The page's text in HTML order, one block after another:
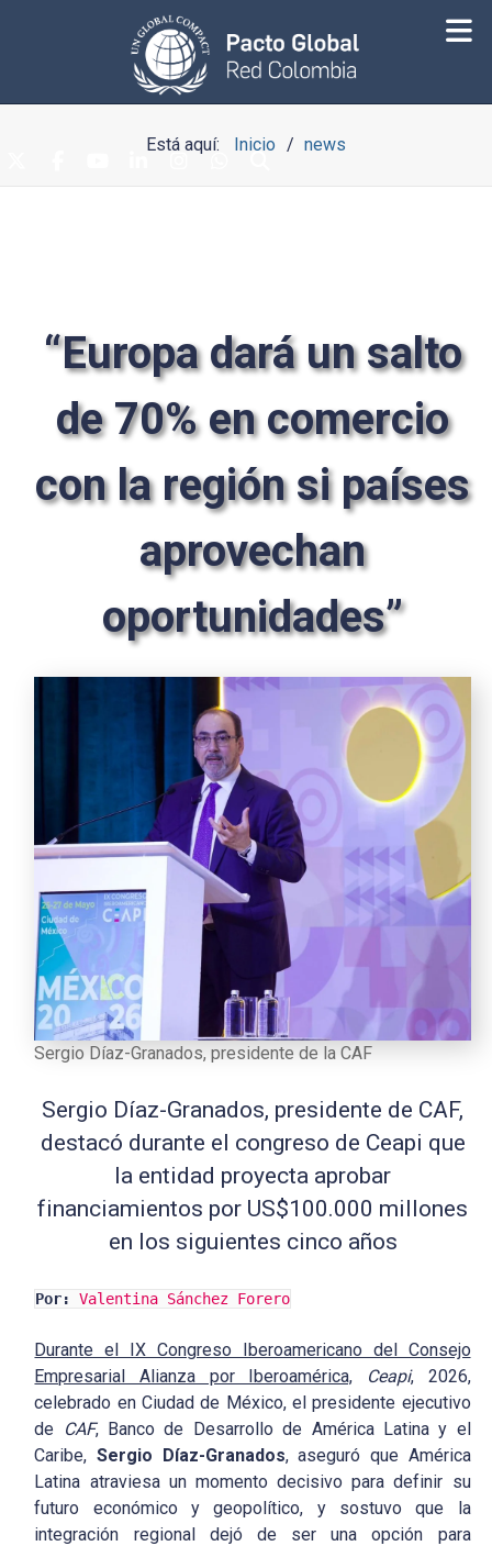
Está aquí: Inicio news
“Europa dará un salto
de 70% en comercio
con la región si países
aprovechan
oportunidades”
Sergio Díaz-Granados, presidente de la CAF
Sergio Díaz-Granados, presidente de CAF,
destacó durante el congreso de Ceapi que
la entidad proyecta aprobar
financiamientos por US$100.000 millones
en los siguientes cinco años
Por: Valentina Sánchez Forero
Durante el IX Congreso Iberoamericano del Consejo
Empresarial Alianza por Iberoamérica,
Ceapi, 2026,
celebrado en Ciudad de México, el presidente ejecutivo
de CAF, Banco de Desarrollo de América Latina y el
Caribe,Sergio Díaz-Granados, aseguró que América
Latina atraviesa un momento decisivo para definir su
futuro económico y geopolítico, y sostuvo que la
integración regional dejó de ser una opción para